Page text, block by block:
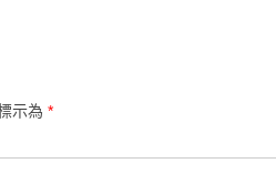
示為 *